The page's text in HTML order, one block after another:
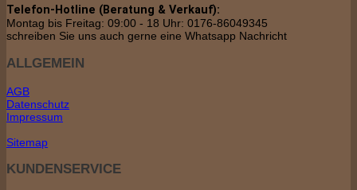
Telefon-Hotline (Beratung & Verkauf):
Montag bis Freitag: 09:00 - 18 Uhr: 0176-86049345
schreiben Sie uns auch gerne eine Whatsapp Nachricht
ALLGEMEIN
AGB
Datenschutz
Impressum
Sitemap
KUNDENSERVICE